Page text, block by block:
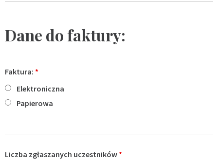
Dane do faktury:
Faktura: *
Elektroniczna
Papierowa
Liczba zgłaszanych uczestników *